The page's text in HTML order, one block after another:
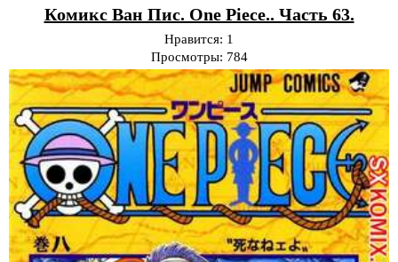
Комикс Ван Пис. One Piece.. Часть 63.
Нравится: 1
Просмотры: 784